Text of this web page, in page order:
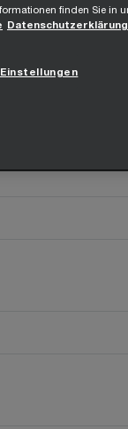
finden Sie in
Datenschutzerklärung